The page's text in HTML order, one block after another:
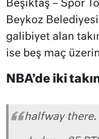
Beşiktaş – Spor
Beykoz
galibiyet alan
ise beş maç
NBA’de iki
halfway there.